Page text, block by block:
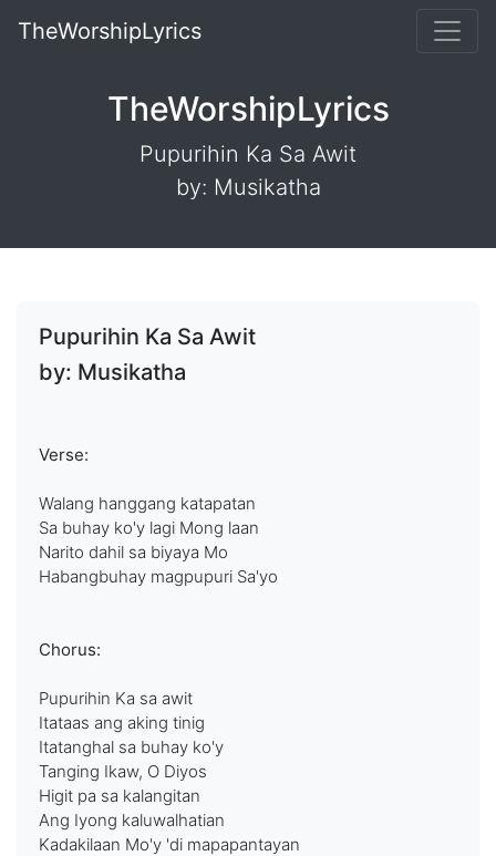
TheWorshipLyrics
TheWorshipLyrics
Pupurihin Ka Sa Awit
by: Musikatha
Pupurihin Ka Sa Awit
by: Musikatha
Verse:
Walang hanggang katapatan
Sa buhay ko'y lagi Mong laan
Narito dahil sa biyaya Mo
Habangbuhay magpupuri Sa'yo
Chorus:
Pupurihin Ka sa awit
Itataas ang aking tinig
Itatanghal sa buhay ko'y
Tanging Ikaw, O Diyos
Higit pa sa kalangitan
Ang Iyong kaluwalhatian
Kadakilaan Mo'y 'di mapapantayan